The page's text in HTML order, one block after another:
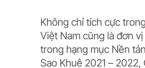
Không chỉ tích cực
Việt Nam cũng là đơn
trong hạng mục Nền
Sao Khuê 2021 –